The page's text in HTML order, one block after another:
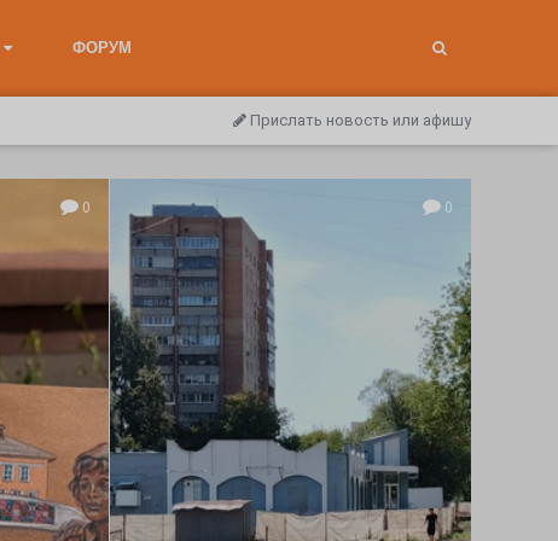
ФОРУМ
Прислать новость или афишу
0 0